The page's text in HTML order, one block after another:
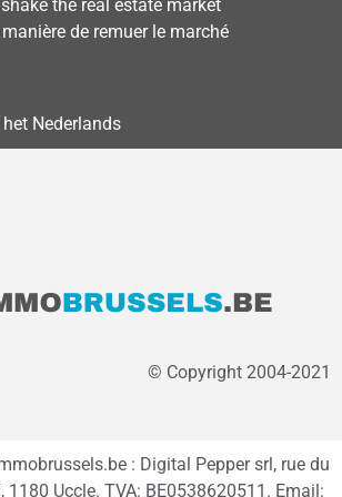
the real estate market
de remuer le marché
Nederlands
© Copyright 2004-2021
: Digital Pepper srl, rue du
1180 Uccle. TVA: BE0538620511. Email: